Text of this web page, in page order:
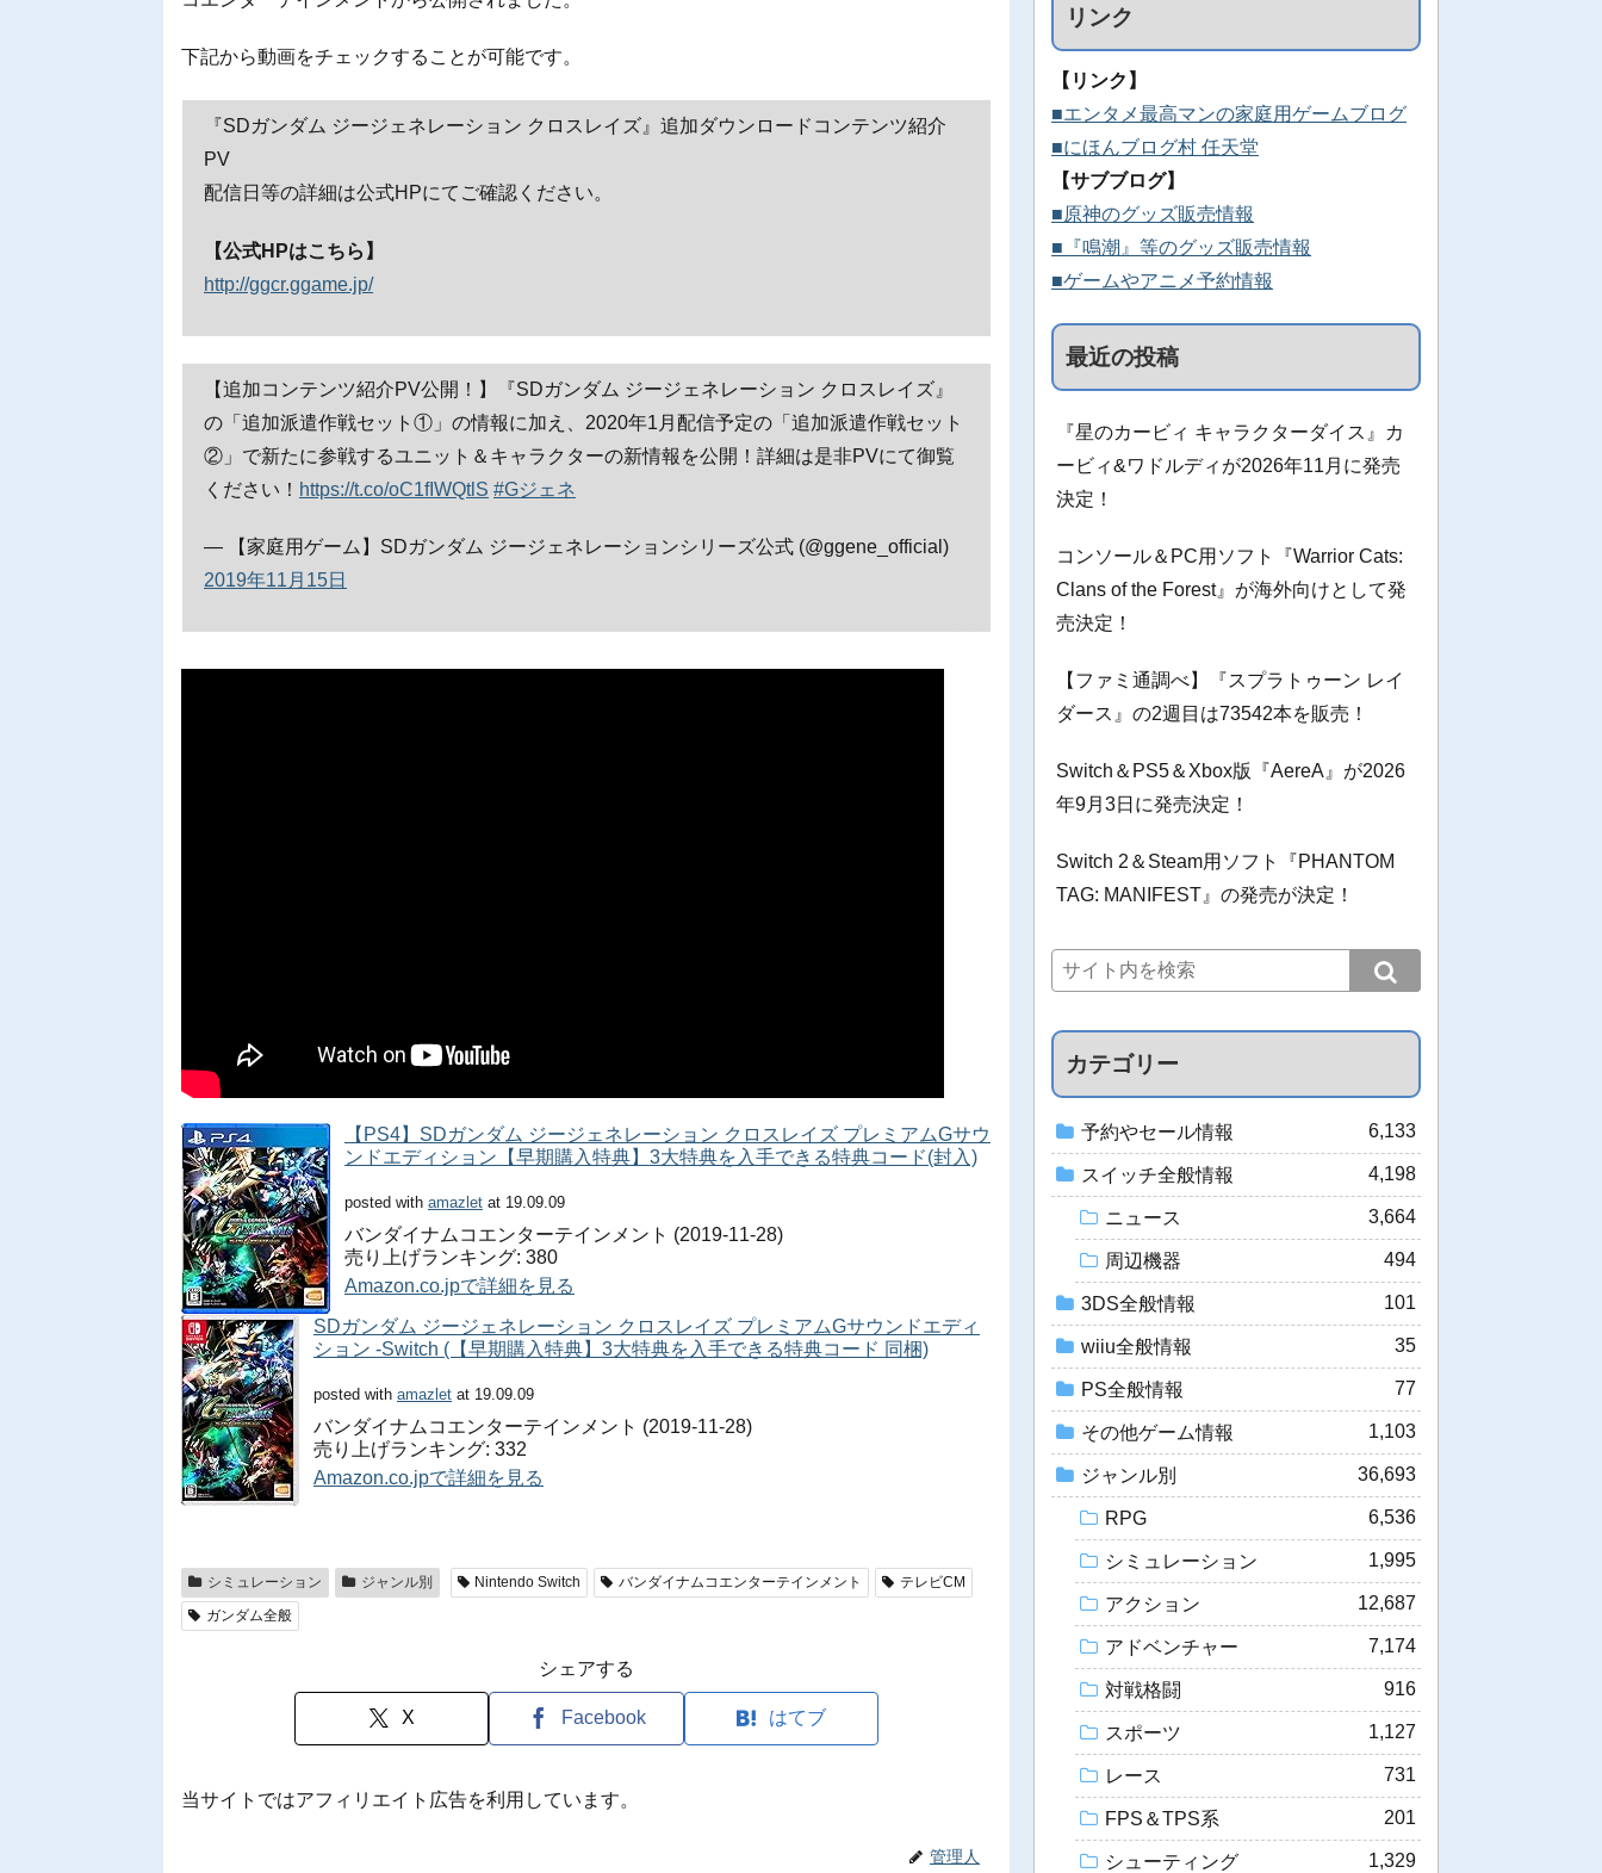
下記から動画をチェックすることが可能です。
『SDガンダム ジージェネレーション クロスレイズ』追加ダウンロードコンテンツ紹介
PV
配信日等の詳細は公式HPにてご確認ください。
【公式HPはこちら】
http://ggcr.ggame.jp/
【追加コンテンツ紹介PV公開！】『SDガンダム ジージェネレーション クロスレイズ』
の「追加派遣作戦セット①」の情報に加え、2020年1月配信予定の「追加派遣作戦セット
②」で新たに参戦するユニット＆キャラクターの新情報を公開！詳細は是非PVにて御覧
ください！ https://t.co/oC1fIWQtlS #Gジェネ
— 【家庭用ゲーム】SDガンダム ジージェネレーションシリーズ公式 (@ggene_official)
2019年11月15日
【PS4】SDガンダム ジージェネレーション クロスレイズ プレミアムGサウ
ンドエディション【早期購入特典】3大特典を入手できる特典コード(封入)
posted with amazlet at 19.09.09
バンダイナムコエンターテインメント (2019-11-28)
売り上げランキング: 380
Amazon.co.jpで詳細を見る
SDガンダム ジージェネレーション クロスレイズ プレミアムGサウンドエディ
ション -Switch (【早期購入特典】3大特典を入手できる特典コード 同梱)
posted with amazlet at 19.09.09
バンダイナムコエンターテインメント (2019-11-28)
売り上げランキング: 332
Amazon.co.jpで詳細を見る
シミュレーション ジャンル別 Nintendo Switch バンダイナムコエンターテインメント
テレビCM
ガンダム全般
シェアする
X Facebook はてブ
当サイトではアフィリエイト広告を利用しています。
管理人
リンク
【リンク】
■エンタメ最高マンの家庭用ゲームブログ
■にほんブログ村 任天堂
【サブブログ】
■原神のグッズ販売情報
■『鳴潮』等のグッズ販売情報
■ゲームやアニメ予約情報
最近の投稿
『星のカービィ キャラクターダイス』カ
ービィ&ワドルディが2026年11月に発売
決定！
コンソール＆PC用ソフト『Warrior Cats:
Clans of the Forest』が海外向けとして発
売決定！
【ファミ通調べ】『スプラトゥーン レイ
ダース』の2週目は73542本を販売！
Switch＆PS5＆Xbox版『AereA』が2026
年9月3日に発売決定！
Switch 2＆Steam用ソフト『PHANTOM
TAG: MANIFEST』の発売が決定！
カテゴリー
予約やセール情報 6,133
スイッチ全般情報 4,198
ニュース 3,664
周辺機器 494
3DS全般情報 101
wiiu全般情報 35
PS全般情報 77
その他ゲーム情報 1,103
ジャンル別 36,693
RPG 6,536
シミュレーション 1,995
アクション 12,687
アドベンチャー 7,174
対戦格闘 916
スポーツ 1,127
レース 731
FPS＆TPS系 201
シューティング 1,329